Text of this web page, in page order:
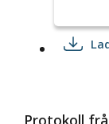
Protokoll